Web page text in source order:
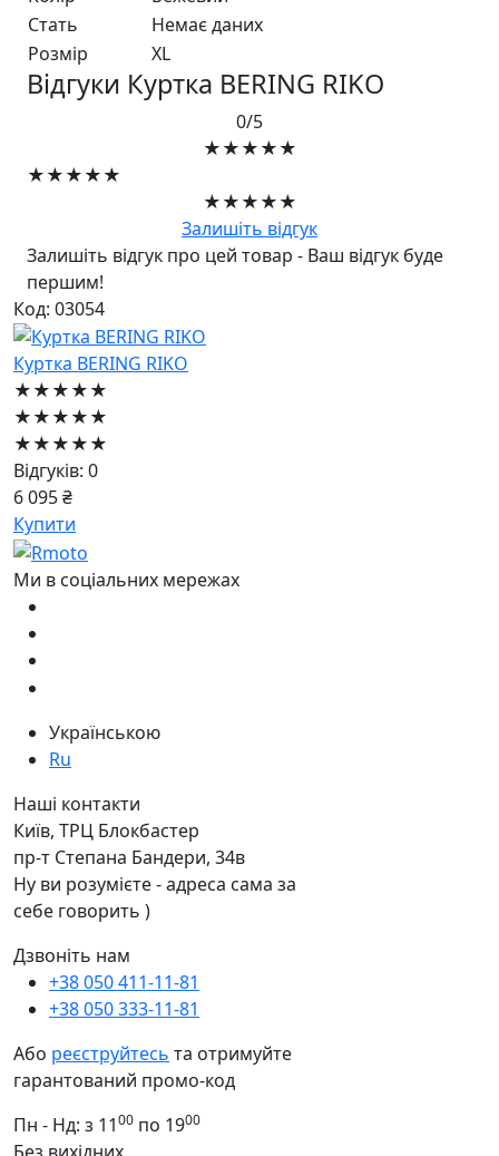
Стать
Немає даних
Розмір
XL
Відгуки Куртка BERING RIKO
0/5
★★★★★
★★★★★
★★★★★
Залишіть відгук
Залишіть відгук про цей товар - Ваш відгук буде
першим!
Код: 03054
Куртка BERING RIKO
★★★★★
★★★★★
★★★★★
Відгуків: 0
6 095 ₴
Купити
Ми в соціальних мережах
Українською
Ru
Наші контакти
Київ, ТРЦ Блокбастер
пр-т Степана Бандери, 34в
Ну ви розумієте - адреса сама за
себе говорить )
Дзвоніть нам
+38 050 411-11-81
+38 050 333-11-81
Або реєструйтесь та отримуйте
гарантований промо-код
Пн - Нд: з 1100 по 1900